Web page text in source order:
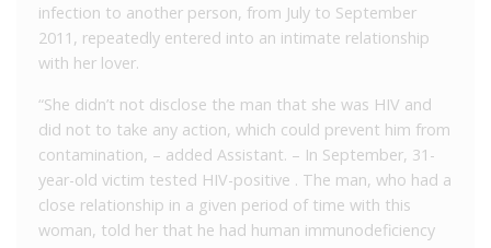
infection to another person, from July to September
2011, repeatedly entered into an intimate relationship
with her lover.
“She didn’t not disclose the man that she was HIV and
did not to take any action, which could prevent him from
contamination, – added Assistant. – In September, 31-
year-old victim tested HIV-positive . The man, who had a
close relationship in a given period of time with this
woman, told her that he had human immunodeficiency